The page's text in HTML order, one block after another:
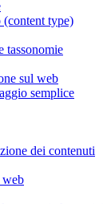
type)
tassonomie
sul web
semplice
dei contenuti
web